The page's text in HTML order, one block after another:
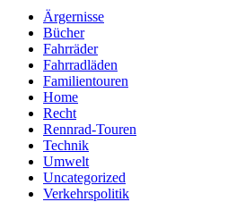
Ärgernisse
Bücher
Fahrräder
Fahrradläden
Familientouren
Home
Recht
Rennrad-Touren
Technik
Umwelt
Uncategorized
Verkehrspolitik